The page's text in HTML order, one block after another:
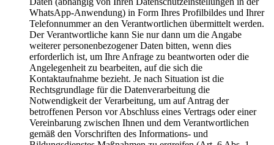
WhatsApp-Anwendung) in Form Ihres Profilbildes und Ihrer
Telefonnummer an den Verantwortlichen übermittelt werden.
Der Verantwortliche kann Sie nur dann um die Angabe
weiterer personenbezogener Daten bitten, wenn dies
erforderlich ist, um Ihre Anfrage zu beantworten oder die
Angelegenheit zu bearbeiten, auf die sich die
Kontaktaufnahme bezieht. Je nach Situation ist die
Rechtsgrundlage für die Datenverarbeitung die
Notwendigkeit der Verarbeitung, um auf Antrag der
betroffenen Person vor Abschluss eines Vertrags oder einer
Vereinbarung zwischen Ihnen und dem Verantwortlichen
gemäß den Vorschriften des Informations- und